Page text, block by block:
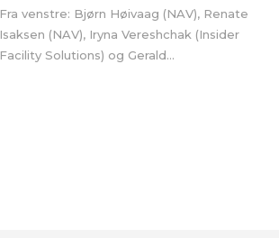
Fra venstre: Bjørn Høivaag (NAV), Renate
Isaksen (NAV), Iryna Vereshchak (Insider
Facility Solutions) og Gerald...